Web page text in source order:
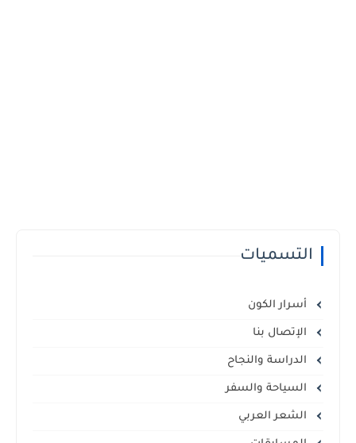
التسميات
أسرار الكون
الإتصال بنا
الدراسة والنجاح
السياحة والسفر
الشعر العربي